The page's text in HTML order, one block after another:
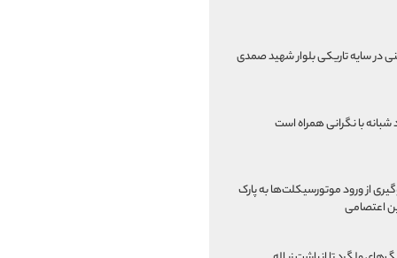
در سایه تاریکی بلوار شهید صمدی
شبانه با نگرانی همراه است
از ورود موتورسیکلت‌ها به پارک
اعتصامی